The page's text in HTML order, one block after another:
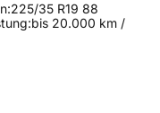
225/35 R19 88
bis 20.000 km /